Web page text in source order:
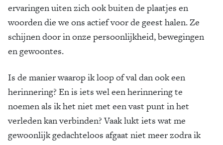
ervaringen uiten zich ook buiten de plaatjes en
woorden die we ons actief voor de geest halen. Ze
schijnen door in onze persoonlijkheid, bewegingen
en gewoontes.
Is de manier waarop ik loop of val dan ook een
herinnering? En is iets wel een herinnering te
noemen als ik het niet met een vast punt in het
verleden kan verbinden? Vaak lukt iets wat me
gewoonlijk gedachteloos afgaat niet meer zodra ik